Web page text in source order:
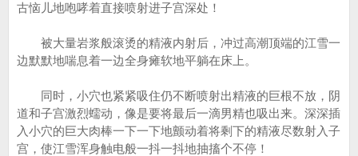
古恼儿地咆哮着直接喷射进子宫深处！
被大量岩浆般滚烫的精液内射后，冲过高潮顶端的江雪一
边默默地喘息着一边全身瘫软地平躺在床上。
同时，小穴也紧紧吸住仍不断喷射出精液的巨根不放，阴
道和子宫激烈蠕动，像是要将最后一滴男精也吸出来。深深插
入小穴的巨大肉棒一下一下地颤动着将剩下的精液尽数射入子
宫，使江雪浑身触电般一抖一抖地抽搐个不停！